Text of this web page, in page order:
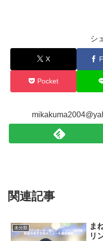
シ
X
Pocket
関連記事
未分類
ま
リ